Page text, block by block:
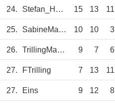
24. Stefan_Heimes 15 13 11
25. SabineMarek 10 10 3
26. TrillingManfred 9 7 6
27. FTrilling 7 13 11
27. Eins 9 12 8